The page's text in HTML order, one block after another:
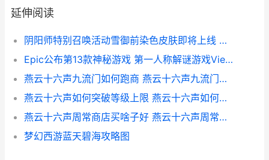
延伸阅读
阴阳师特别召唤活动雪御前染色皮肤即将上线 阴阳师特别召唤是什么
Epic公布第13款神秘游戏 第一人称解谜游戏Viewfinder epic20号
燕云十六声九流门如何跑商 燕云十六声九流门门派地位
燕云十六声如何突破等级上限 燕云十六声如何删除角色
燕云十六声周常商店买啥子好 燕云十六声周常刷新时间
梦幻西游蓝天碧海攻略图